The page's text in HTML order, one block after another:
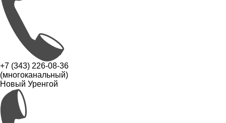
+7 (343) 226-08-36
(многоканальный)
Новый Уренгой